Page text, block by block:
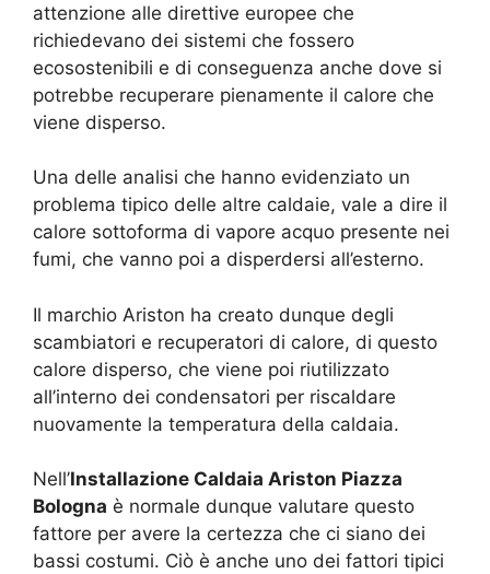
attenzione alle direttive europee che
richiedevano dei sistemi che fossero
ecosostenibili e di conseguenza anche dove si
potrebbe recuperare pienamente il calore che
viene disperso.
Una delle analisi che hanno evidenziato un
problema tipico delle altre caldaie, vale a dire il
calore sottoforma di vapore acquo presente nei
fumi, che vanno poi a disperdersi all’esterno.
Il marchio Ariston ha creato dunque degli
scambiatori e recuperatori di calore, di questo
calore disperso, che viene poi riutilizzato
all’interno dei condensatori per riscaldare
nuovamente la temperatura della caldaia.
Nell’Installazione Caldaia Ariston Piazza
Bologna è normale dunque valutare questo
fattore per avere la certezza che ci siano dei
bassi costumi. Ciò è anche uno dei fattori tipici